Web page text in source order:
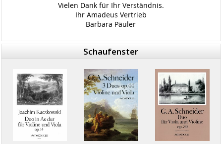
Vielen Dank für Ihr Verständnis.
Ihr Amadeus Vertrieb
Barbara Päuler
Schaufenster